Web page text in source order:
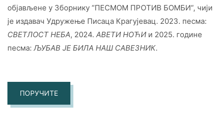
објављене у Зборнику “ПЕСМОМ ПРОТИВ БОМБИ“, чији
је издавач Удружење Писаца Крагујевац. 2023. песма:
СВЕТЛОСТ НЕБА, 2024. АВЕТИ НОЋИ и 2025. године
песма:ЉУБАВ ЈЕ БИЛА НАШ САВЕЗНИК.
ПОРУЧИТЕ